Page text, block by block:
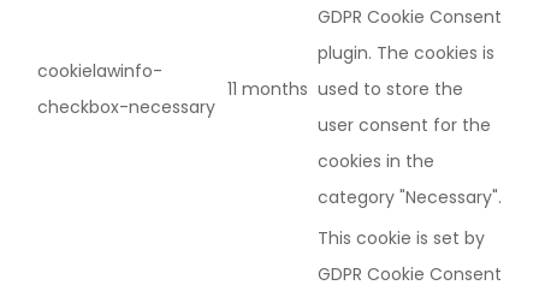
cookielawinfo-
checkbox-necessary
11 months
GDPR Cookie Consent
plugin. The cookies is
used to store the
user consent for the
cookies in the
category "Necessary".
This cookie is set by
GDPR Cookie Consent